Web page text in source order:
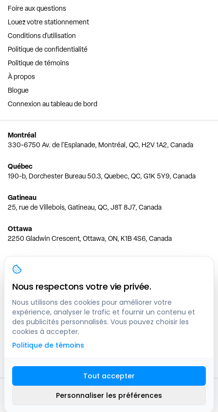
Foire aux questions
Louez votre stationnement
Conditions d'utilisation
Politique de confidentialité
Politique de témoins
À propos
Blogue
Connexion au tableau de bord
Montréal
330-6750 Av. de l'Esplanade, Montréal, QC, H2V 1A2, Canada
Québec
190-b, Dorchester Bureau 50.3, Quebec, QC, G1K 5Y9, Canada
Gatineau
25, rue de Villebois, Gatineau, QC, J8T 8J7, Canada
Ottawa
2250 Gladwin Crescent, Ottawa, ON, K1B 4S6, Canada
Toronto
150 Ferrand Dr, 6th Floor, Toronto, ON, M3C 3E5, Canada
Vancouver
1200 W 73rd Ave #1415, Vancouver, BC, V6P 6G5, Canada
Calgary
444 5 Ave SW #400 Calgary, AB, T2P 2T8, Canada
2016 -2026
Plan du site
Nous respectons votre vie privée.
Nous utilisons des cookies pour améliorer votre
expérience, analyser le trafic et fournir un contenu et
des publicités personnalisés. Vous pouvez choisir les
cookies à accepter.
Politique de témoins
Tout accepter
Personnaliser les préférences